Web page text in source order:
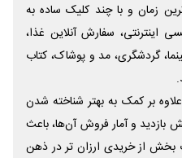
زمان و با چند کلیک ساده به
اینترنتی، سفارش آنلاین غذا،
گردشگری، مد و پوشاک، کتاب
بر کمک به بهتر شناخته شدن
بازدید و آمار فروش آن‌ها، باعث
بخش از خریدی ارزان تر در ذهن